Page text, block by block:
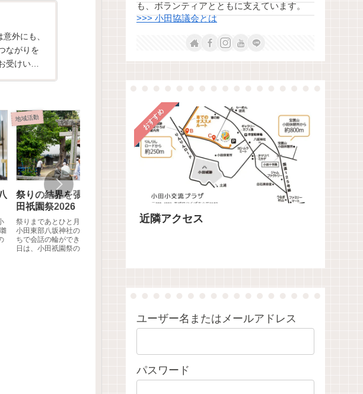
外にも、
ながりを
けいた
地域活動
祭りの結界を張る(統示) | 小
田祇園祭2026
祭りまであとひと月となる週末の朝、
小田東部八坂神社の境内では、あちこ
ちで会話の輪ができていました。この
日は、小田祇園祭の結界「統示（とう
小田の風景
田植えの季節 – 小田の棚田の
風景
つくば市小田の棚田で田植えの季節を
地域活動
宝篋山、再開拓の
も、ボランティアとともに支えています。
>>> 小田協議会とは
おすすめ
近隣アクセス
ユーザー名またはメールアドレス
パスワード